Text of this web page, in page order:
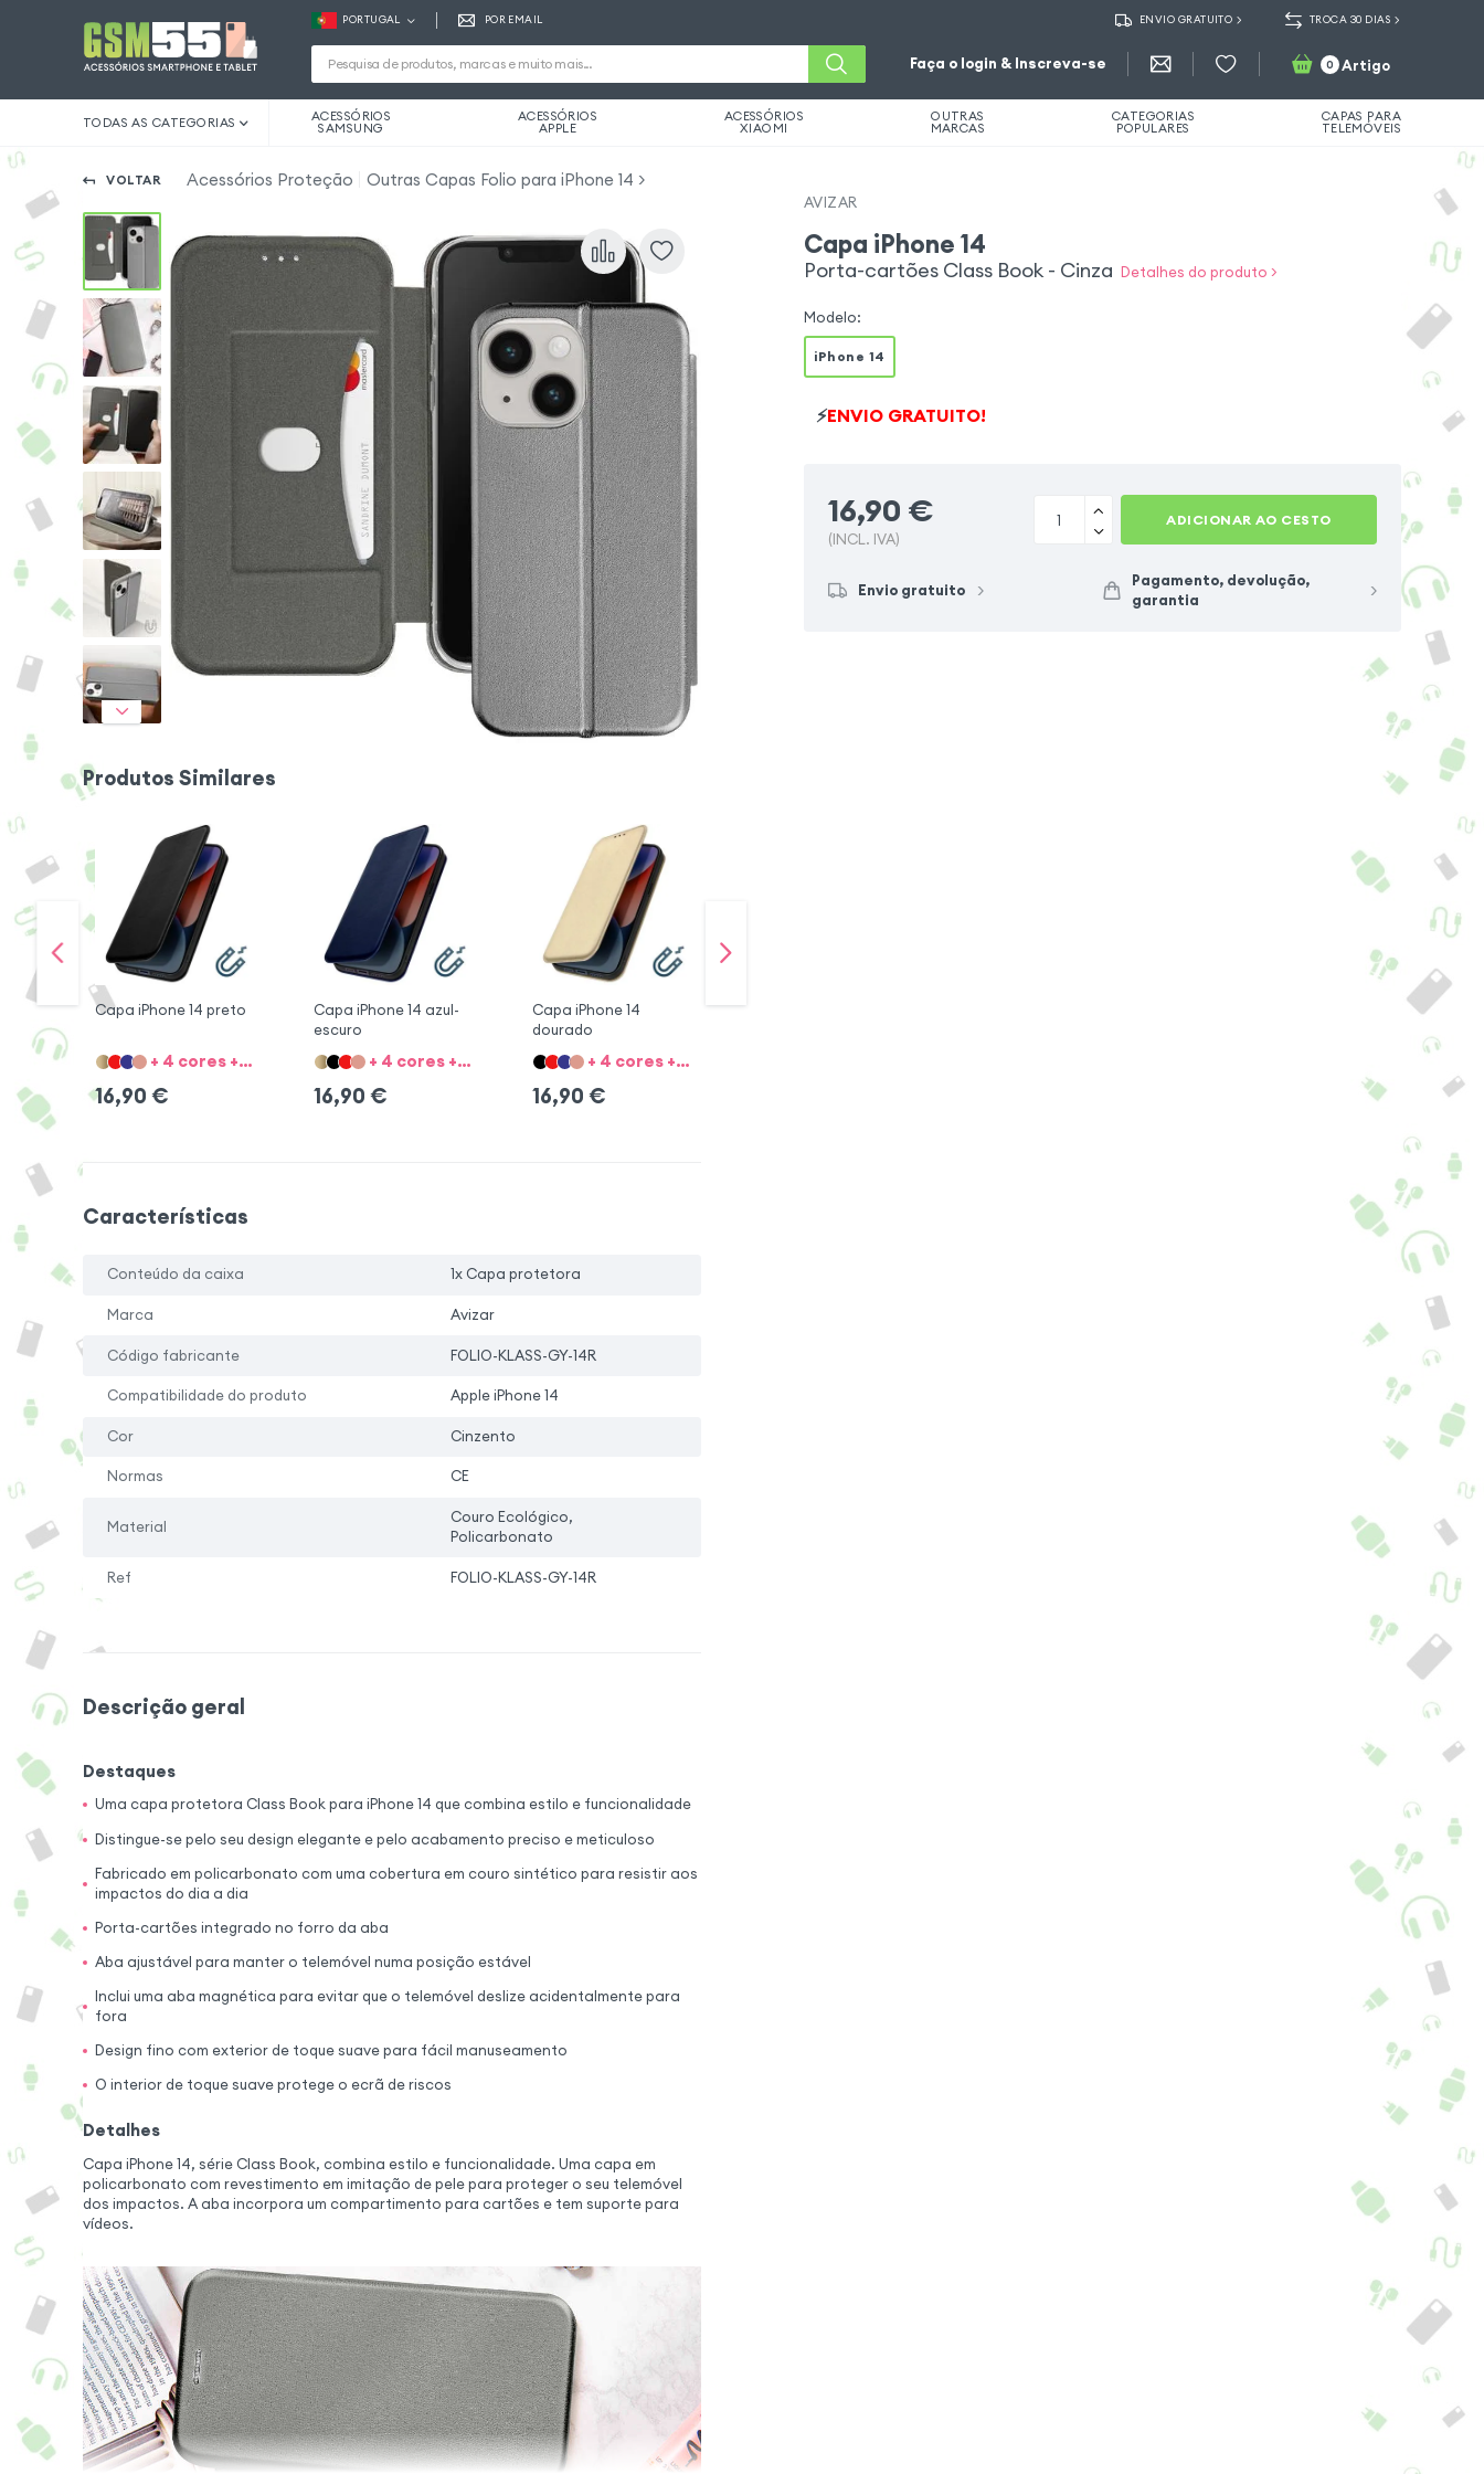
PORTUGAL POR EMAIL ENVIO GRATUITO TROCA 30 DIAS
Faça o login & Inscreva-se 0 Artigo
TODAS AS CATEGORIAS ACESSÓRIOS
SAMSUNG
ACESSÓRIOS
APPLE
ACESSÓRIOS
XIAOMI
OUTRAS
MARCAS
CATEGORIAS
POPULARES
CAPAS PARA
TELEMÓVEIS
VOLTAR Acessórios Proteção Outras Capas Folio para iPhone 14
Produtos Similares
Capa iPhone 14 preto
+ 4 cores + 8 Opções
16,90 €
Capa iPhone 14 azul-
escuro
+ 4 cores + 8 Opções
16,90 €
Capa iPhone 14
dourado
+ 4 cores + 8 Opções
16,90 €
Características
Conteúdo da caixa 1x Capa protetora
Marca Avizar
Código fabricante FOLIO-KLASS-GY-14R
Compatibilidade do produto Apple iPhone 14
Cor Cinzento
Normas CE
Material
Couro Ecológico,
Policarbonato
Ref FOLIO-KLASS-GY-14R
Descrição geral
Destaques
Uma capa protetora Class Book para iPhone 14 que combina estilo e funcionalidade
Distingue-se pelo seu design elegante e pelo acabamento preciso e meticuloso
Fabricado em policarbonato com uma cobertura em couro sintético para resistir aos
impactos do dia a dia
Porta-cartões integrado no forro da aba
Aba ajustável para manter o telemóvel numa posição estável
Inclui uma aba magnética para evitar que o telemóvel deslize acidentalmente para
fora
Design fino com exterior de toque suave para fácil manuseamento
O interior de toque suave protege o ecrã de riscos
Detalhes
Capa iPhone 14, série Class Book, combina estilo e funcionalidade. Uma capa em
policarbonato com revestimento em imitação de pele para proteger o seu telemóvel
dos impactos. A aba incorpora um compartimento para cartões e tem suporte para
vídeos.
AVIZAR
Capa iPhone 14
Porta-cartões Class Book - Cinza Detalhes do produto >
Modelo:
iPhone 14
⚡ENVIO GRATUITO!
16,90 €
(INCL. IVA)
ADICIONAR AO CESTO
Envio gratuito
Pagamento, devolução,
garantia